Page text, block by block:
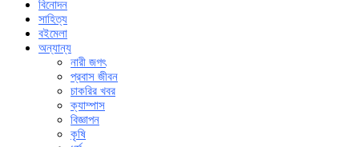
বিনোদন
সাহিত্য
বইমেলা
অন্যান্য
নারী জগৎ
প্রবাস জীবন
চাকরির খবর
ক্যাম্পাস
বিজ্ঞাপন
কৃষি